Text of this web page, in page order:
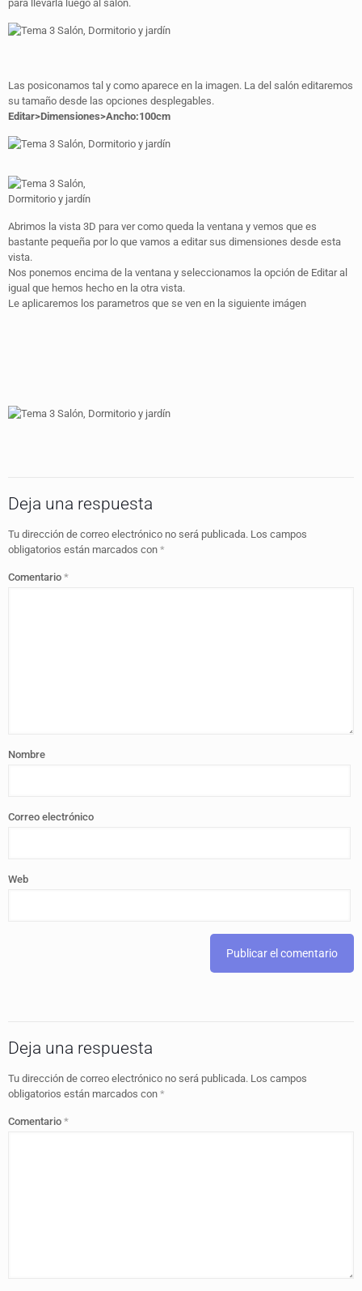
para llevarla luego al salón.
Las posiconamos tal y como aparece en la imagen. La del salón editaremos
su tamaño desde las opciones desplegables.
Editar>Dimensiones>Ancho:100cm
Abrimos la vista 3D para ver como queda la ventana y vemos que es
bastante pequeña por lo que vamos a editar sus dimensiones desde esta
vista.
Nos ponemos encima de la ventana y seleccionamos la opción de Editar al
igual que hemos hecho en la otra vista.
Le aplicaremos los parametros que se ven en la siguiente imágen
Deja una respuesta
Tu dirección de correo electrónico no será publicada. Los campos
obligatorios están marcados con *
Comentario *
Nombre
Correo electrónico
Web
Deja una respuesta
Tu dirección de correo electrónico no será publicada. Los campos
obligatorios están marcados con *
Comentario *